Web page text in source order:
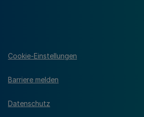
Cookie-Einstellungen
Barriere melden
Datenschutz